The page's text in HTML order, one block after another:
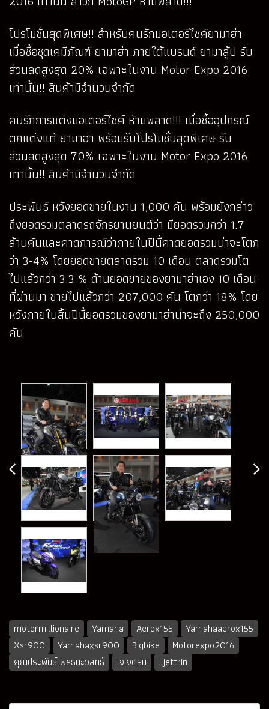
โปรโมชั่นสุดพิเศษ!! สำหรับคนรักมอเตอร์ไซค์ยามาฮ่า
เมื่อซื้อชุดเคมีภัณฑ์ ยามาฮ่า ภายใต้แบรนด์ ยามาลู้ป รับ
ส่วนลดสูงสุด 20% เฉพาะในงาน Motor Expo 2016
เท่านั้น!! สินค้ามีจำนวนจำกัด
คนรักการแต่งมอเตอร์ไซค์ ห้ามพลาด!!! เมื่อซื้ออุปกรณ์
ตกแต่งแท้ ยามาฮ่า พร้อมรับโปรโมชั่นสุดพิเศษ รับ
ส่วนลดสูงสุด 70% เฉพาะในงาน Motor Expo 2016
เท่านั้น!! สินค้ามีจำนวนจำกัด
ประพันธ์ หวังยอดขายในงาน 1,000 คัน พร้อมยังกล่าว
ถึงยอดรวมตลาดรถจักรยานยนต์ว่า มียอดรวมกว่า 1.7
ล้านคันและคาดการณ์ว่าภายในปีนี้คาดยอดรวมน่าจะโตก
ว่า 3-4% โดยยอดขายตลาดรวม 10 เดือน ตลาดรวมโต
ไปแล้วกว่า 3.3 % ด้านยอดขายของยามาฮ่าเอง 10 เดือน
ที่ผ่านมา ขายไปแล้วกว่า 207,000 คัน โตกว่า 18% โดย
หวังภายในสิ้นปีนี้ยอดรวมของยามาฮ่าน่าจะถึง 250,000
คัน
motormillionaire Yamaha Aerox155
Yamahaaerox155
Xsr900
Yamahaxsr900 Bigbike
Motorexpo2016
คุณประพันธ์ พลธนะวสิทธิ์
เจเจตริน Jjettrin